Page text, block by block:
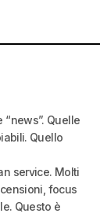
Quelle
Quello
service. Molti
focus
Questo è